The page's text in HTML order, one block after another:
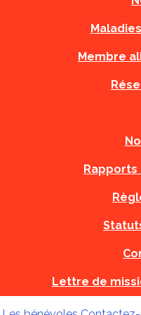
Membre
Rapports
Lettre de